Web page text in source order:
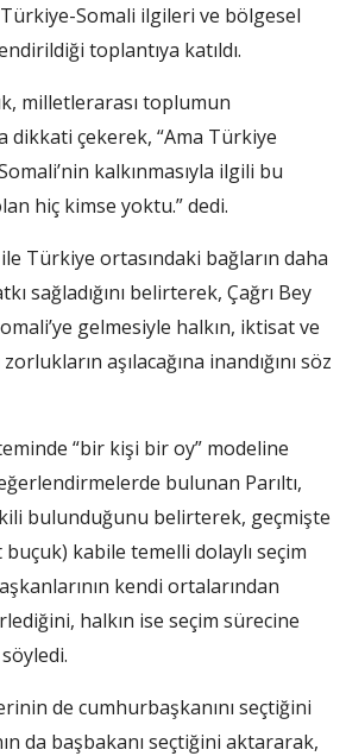
Somali ilgileri ve bölgesel
toplantıya katıldı.
milletlerarası toplumun
dikkati çekerek, “Ama Türkiye
kalkınmasıyla ilgili bu
hiç kimse yoktu.” dedi.
Türkiye ortasındaki bağların daha
sağladığını belirterek, Çağrı Bey
gelmesiyle halkın, iktisat ve
aşılacağına inandığını söz
“bir kişi bir oy” modeline
bulunan Parıltı,
bulunduğunu belirterek, geçmişte
kabile temelli dolaylı seçim
kendi ortalarından
halkın ise seçim sürecine
de cumhurbaşkanını seçtiğini
da başbakanı seçtiğini aktararak,